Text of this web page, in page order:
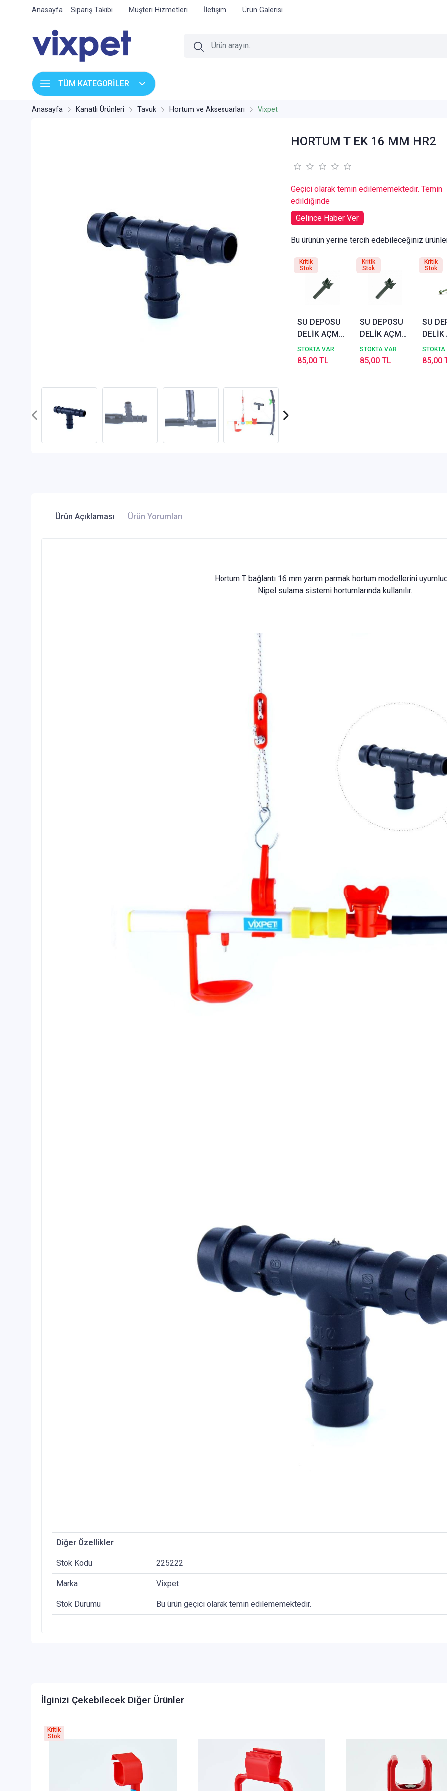
Anasayfa Sipariş Takibi Müşteri Hizmetleri İletişim Ürün Galerisi
TÜM KATEGORİLER
Anasayfa Kanatlı Ürünleri Tavuk Hortum ve Aksesuarları Vixpet
HORTUM T EK 16 MM HR2
Geçici olarak temin edilememektedir. Temin
edildiğinde
Gelince Haber Ver
Bu ürünün yerine tercih edebileceğiniz
SU DEPOSU
DELİK AÇMA
MATKAP UCU
(HR2 REKOR)
STOKTA VAR
85,00 TL
Kritik
Stok
SU DEPOSU
DELİK AÇMA
MATKAP UCU
(HR1 REKOR)
STOKTA VAR
85,00 TL
Kritik
Stok
SU
DELİK
(HR1
STOKTA
85,00
Kritik
Stok
Ürün Açıklaması Ürün Yorumları
Hortum T bağlantı 16 mm yarım parmak hortum modellerini
Nipel sulama sistemi hortumlarında kullanılır.
Diğer Özellikler
Stok Kodu 225222
Marka Vixpet
Stok Durumu Bu ürün geçici olarak temin edilememektedir.
İlginizi Çekebilecek Diğer Ürünler
Kritik
Stok